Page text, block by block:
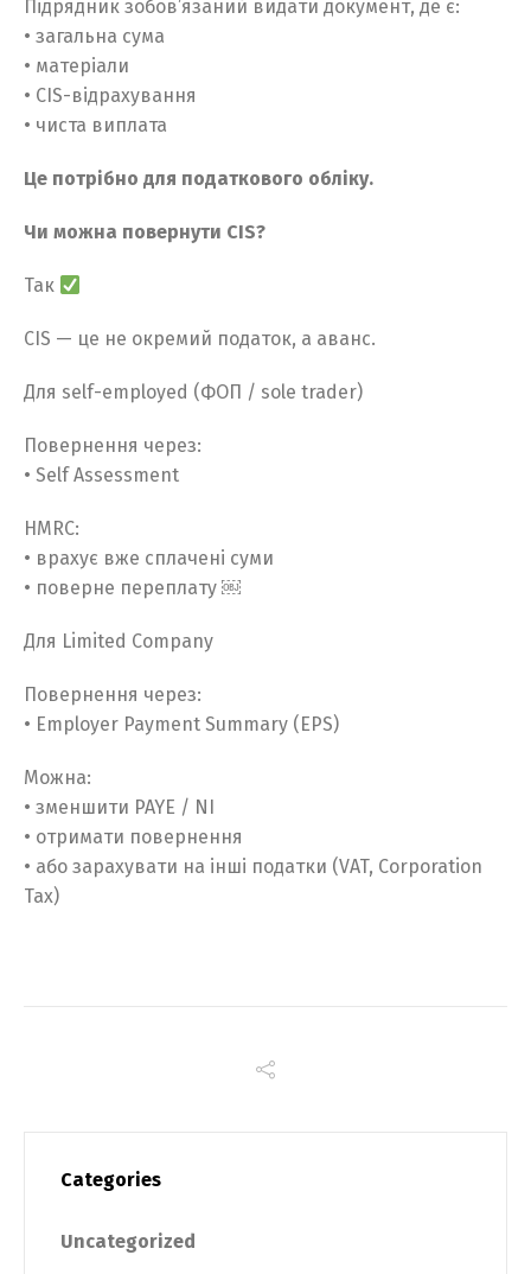
Підрядник зобов’язаний видати документ, де є:
• загальна сума
• матеріали
• CIS-відрахування
• чиста виплата
Це потрібно для податкового обліку.
Чи можна повернути CIS?
Так
CIS — це не окремий податок, а аванс.
Для self-employed (ФОП / sole trader)
Повернення через:
• Self Assessment
HMRC:
• врахує вже сплачені суми
• поверне переплату ￼
Для Limited Company
Повернення через:
• Employer Payment Summary (EPS)
Можна:
• зменшити PAYE / NI
• отримати повернення
• або зарахувати на інші податки (VAT, Corporation
Tax)
Categories
Uncategorized
Русский
Українська